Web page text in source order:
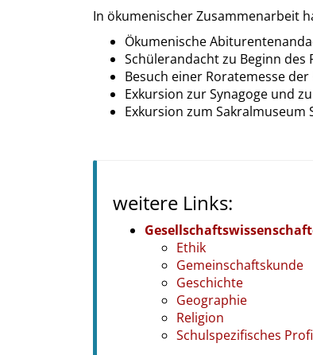
In ökumenischer Zusammenarbeit
Ökumenische
Schülerandacht zu Beginn des
Besuch einer Roratemesse
Exkursion zur Synagoge und
Exkursion zum Sakralmuseum
weitere Links:
Ethik
Gemeinschaftskunde
Geschichte
Geographie
Religion
Schulspezifisches